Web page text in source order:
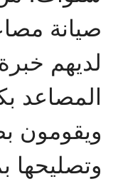
صيانة
لديهم
المصاعد
ويقومون
وتصليحها